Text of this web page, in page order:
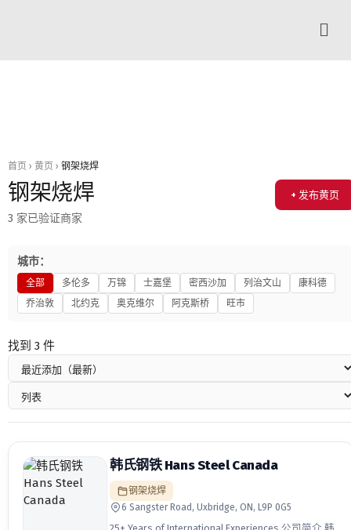
首页 › 黄页 › 钢架烧焊
钢架烧焊
3 家已验证商家
+ 发布黄页
城市：
全部 多伦多 万锦 士嘉堡 密西沙加 列治文山
康科德
乔治敦
北约克 奥克维尔 阿克斯桥 旺市
找到 3 件
韩氏钢铁 Hans Steel Canada
钢架烧焊
6 Sangster Road, Uxbridge, ON, L9P 0G5